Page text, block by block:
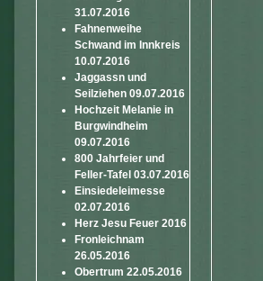
31.07.2016
Fahnenweihe
Schwand im Innkreis
10.07.2016
Jaggassn und
Seilziehen 09.07.2016
Hochzeit Melanie in
Burgwindheim
09.07.2016
800 Jahrfeier und
Feller-Tafel 03.07.2016
Einsiedeleimesse
02.07.2016
Herz Jesu Feuer 2016
Fronleichnam
26.05.2016
Obertrum 22.05.2016